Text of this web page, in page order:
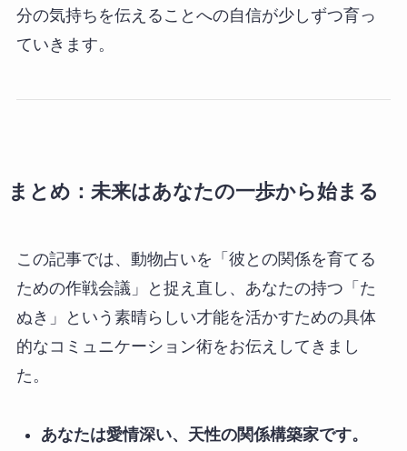
分の気持ちを伝えることへの自信が少しずつ育っ
ていきます。
まとめ：未来はあなたの一歩から始まる
この記事では、動物占いを「彼との関係を育てる
ための作戦会議」と捉え直し、あなたの持つ「た
ぬき」という素晴らしい才能を活かすための具体
的なコミュニケーション術をお伝えしてきまし
た。
あなたは愛情深い、天性の関係構築家です。